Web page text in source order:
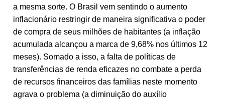
a mesma sorte. O Brasil vem sentindo o aumento
inflacionário restringir de maneira significativa o poder
de compra de seus milhões de habitantes (a inflação
acumulada alcançou a marca de 9,68% nos últimos 12
meses). Somado a isso, a falta de políticas de
transferências de renda eficazes no combate a perda
de recursos financeiros das famílias neste momento
agrava o problema (a diminuição do auxílio